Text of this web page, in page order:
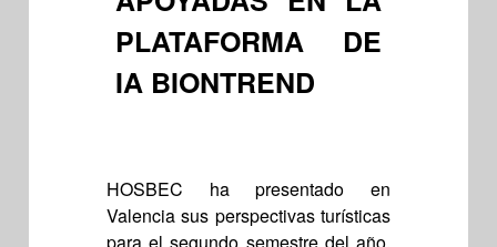
PLATAFORMA DE
IA BIONTREND
HOSBEC ha presentado en
Valencia sus perspectivas turísticas